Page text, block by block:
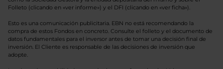
Folleto (clicando en «ver informe») y el DFI (clicando en «ver ficha»).
Esto es una comunicación publicitaria. EBN no está recomendando la
compra de estos Fondos en concreto. Consulte el folleto y el documento de
datos fundamentales para el inversor antes de tomar una decisión final de
inversión. El Cliente es responsable de las decisiones de inversión que
adopte.